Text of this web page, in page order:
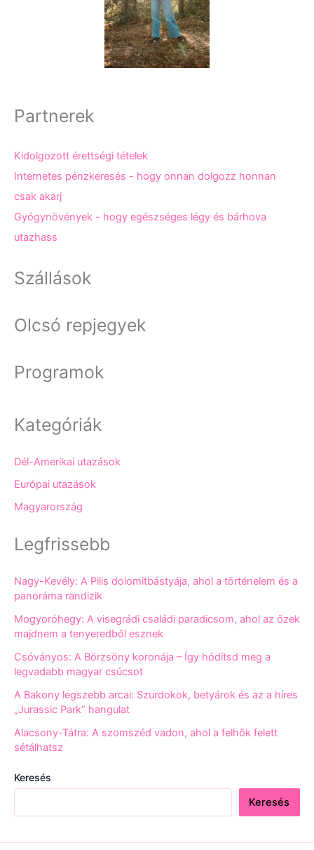
Partnerek
Kidolgozott érettségi tételek
Internetes pénzkeresés - hogy onnan dolgozz honnan
csak akarj
Gyógynövények - hogy egészséges légy és bárhova
utazhass
Szállások
Olcsó repjegyek
Programok
Kategóriák
Dél-Amerikai utazások
Európai utazások
Magyarország
Legfrissebb
Nagy-Kevély: A Pilis dolomitbástyája, ahol a történelem és a
panoráma randizik
Mogyoróhegy: A visegrádi családi paradicsom, ahol az őzek
majdnem a tenyeredből esznek
Csóványos: A Börzsöny koronája – Így hódítsd meg a
legvadabb magyar csúcsot
A Bakony legszebb arcai: Szurdokok, betyárok és az a híres
„Jurassic Park” hangulat
Alacsony-Tátra: A szomszéd vadon, ahol a felhők felett
sétálhatsz
Keresés
Keresés